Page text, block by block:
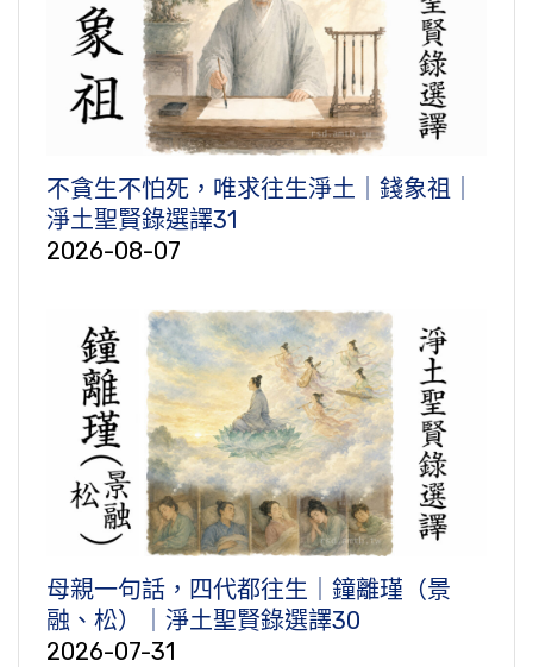
不貪生不怕死，唯求往生淨土｜錢象祖｜
淨土聖賢錄選譯31
2026-08-07
母親一句話，四代都往生｜鐘離瑾（景
融、松）｜淨土聖賢錄選譯30
2026-07-31